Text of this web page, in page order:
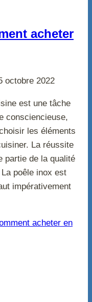
acheter
octobre 2022
est une tâche
consciencieuse,
les éléments
La réussite
partie de la qualité
poêle inox est
impérativement
acheter en